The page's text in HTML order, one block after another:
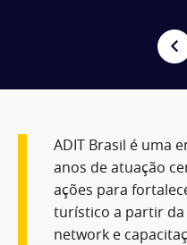
ADIT Brasil é uma
anos de atuação
ações para
turístico a partir da
network e